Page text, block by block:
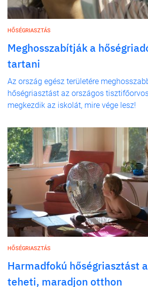
HŐSÉGRIASZTÁS
Meghosszabítják a
tartani
Az ország egész területére
hőségriasztást az országos
megkezdik az iskolát, mire vége lesz!
HŐSÉGRIASZTÁS
Harmadfokú hőségriasztást
teheti, maradjon otthon